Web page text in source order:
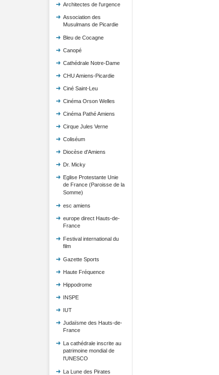
Architectes de l'urgence
Association des
Musulmans de Picardie
Bleu de Cocagne
Canopé
Cathédrale Notre-Dame
CHU Amiens-Picardie
Ciné Saint-Leu
Cinéma Orson Welles
Cinéma Pathé Amiens
Cirque Jules Verne
Coliséum
Diocèse d'Amiens
Dr. Micky
Eglise Protestante Unie
de France (Paroisse de la
Somme)
esc amiens
europe direct Hauts-de-
France
Festival international du
film
Gazette Sports
Haute Fréquence
Hippodrome
INSPE
IUT
Judaïsme des Hauts-de-
France
La cathédrale inscrite au
patrimoine mondial de
l'UNESCO
La Lune des Pirates